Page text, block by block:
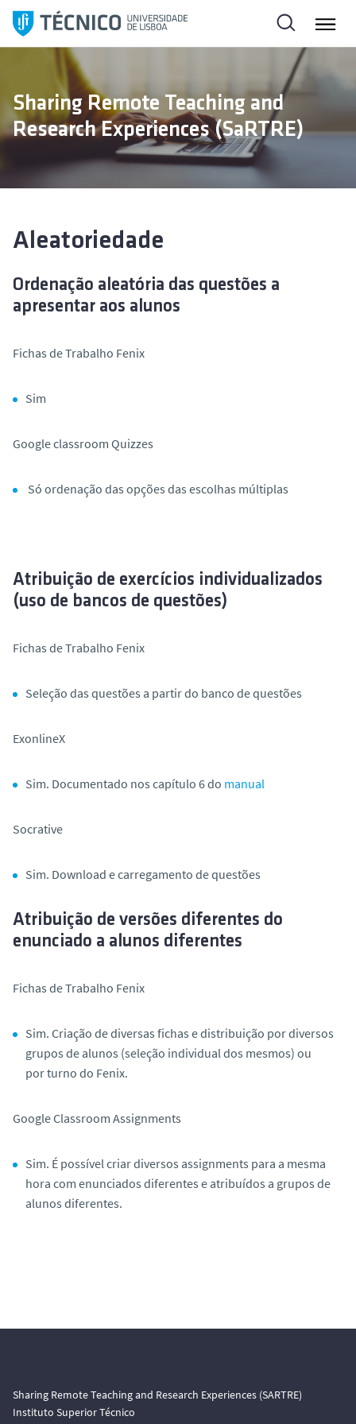
l
p
a
Sharing Remote Teaching and
Research Experiences (SaRTRE)
Aleatoriedade
Ordenação aleatória das questões a
apresentar aos alunos
Fichas de Trabalho Fenix
Sim
Googleclassroom Quizzes
Só ordenação das opções das escolhas múltiplas
Atribuição de exercícios individualizados
(uso de bancos de questões)
Fichas de Trabalho Fenix
Seleção das questões a partir do banco de questões
ExonlineX
Sim. Documentado nos capítulo 6 do manual
Socrative
Sim. Download e carregamento de questões
Atribuição de versões diferentes do
enunciado a alunos diferentes
Fichas de Trabalho Fenix
Sim. Criação de diversas fichas e distribuição por diversos
grupos de alunos (seleção individual dos mesmos) ou
por turno do Fenix.
Google Classroom Assignments
Sim. É possível criar diversos assignments para a mesma
hora com enunciados diferentes e atribuídos a grupos de
alunos diferentes.
Sharing Remote Teaching and Research Experiences (SARTRE)
Instituto Superior Técnico